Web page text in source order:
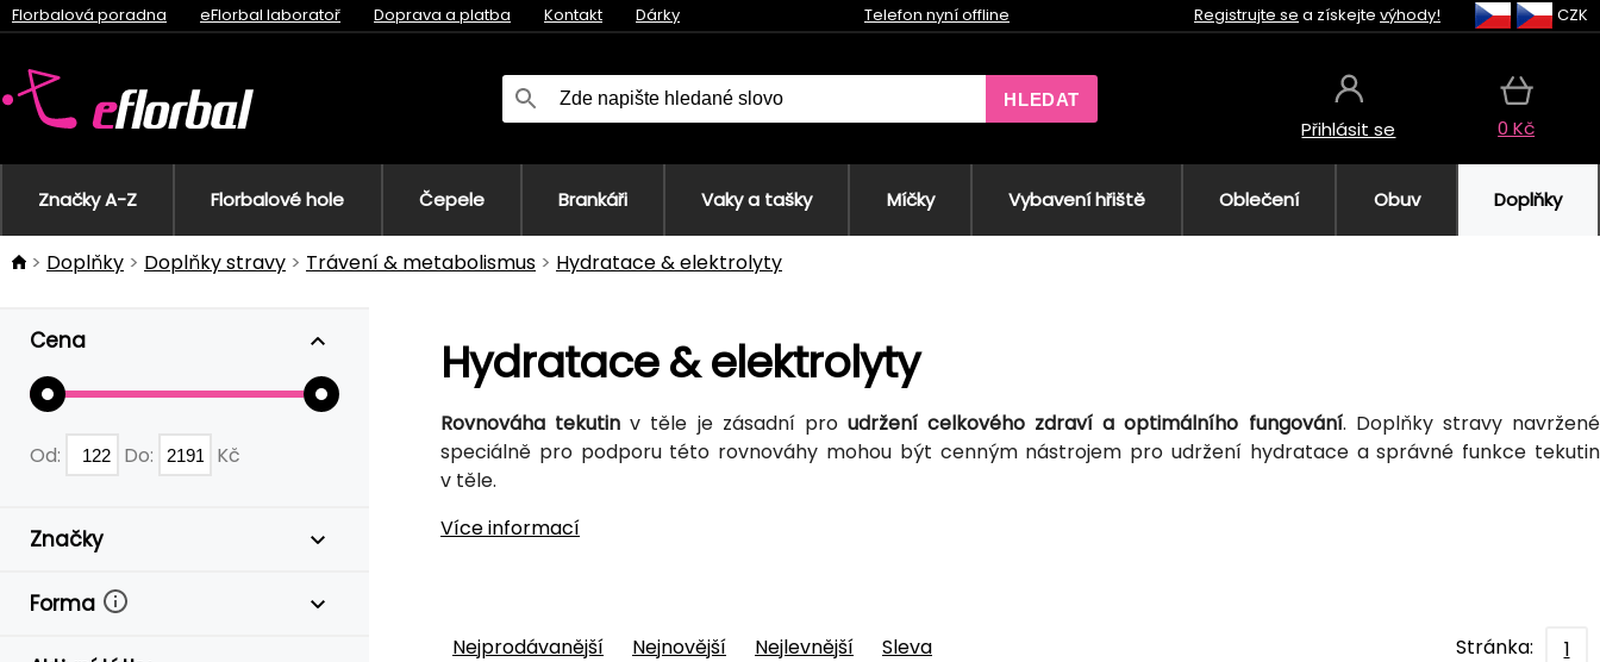
Florbalová poradna eFlorbal laboratoř Doprava a platba Kontakt Dárky Telefon nyní offline Registrujte se a získejte výhody! CZK
HLEDAT
Přihlásit se 0 Kč
Značky A-Z Florbalové hole Čepele Brankáři Vaky a tašky Míčky Vybavení hřiště Oblečení Obuv Doplňky
Doplňky Doplňky stravy Trávení & metabolismus Hydratace & elektrolyty
Cena
Od: Do: Kč
Značky
Forma
Hydratace & elektrolyty
Rovnováha tekutin v těle je zásadní pro udržení celkového zdraví a optimálního fungování. Doplňky stravy navržené
speciálně pro podporu této rovnováhy mohou být cenným nástrojem pro udržení hydratace a správné funkce tekutin
v těle.
Více informací
Nejprodávanější Nejnovější Nejlevnější Sleva Stránka: 1